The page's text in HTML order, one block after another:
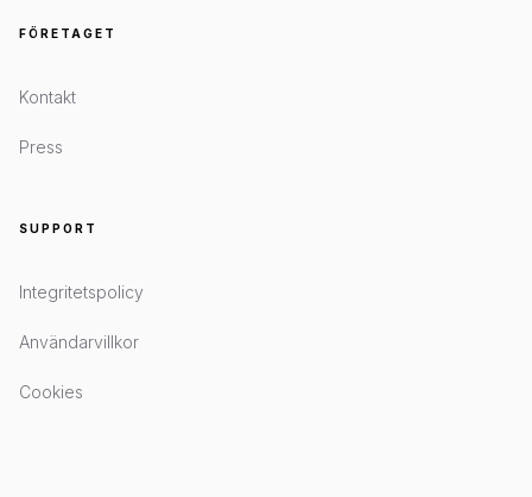
FÖRETAGET
Kontakt
Press
SUPPORT
Integritetspolicy
Användarvillkor
Cookies